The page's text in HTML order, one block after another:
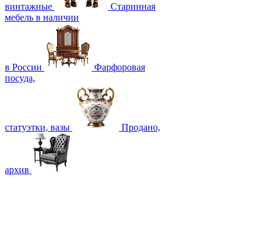
винтажные
Старинная
мебель в наличии
в России
Фарфоровая
посуда,
статуэтки, вазы Продано,
архив